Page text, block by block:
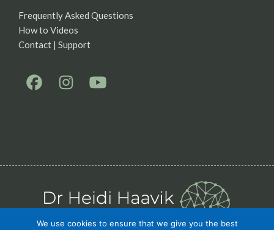
Frequently Asked Questions
How to Videos
Contact | Support
We use cookies to ensure that we give you the best